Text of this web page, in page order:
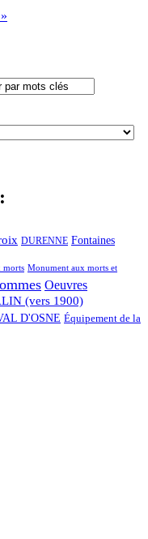
DURENNE Fontaines
morts Monument aux morts et
Oeuvres
(vers 1900)
D'OSNE Équipement de la